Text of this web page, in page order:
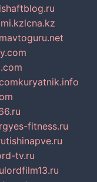
lcna.kz
avtoguru.net
kuryatnik.info
yes-fitness.ru
tishinapve.ru
tv.ru
lordfilm13.ru